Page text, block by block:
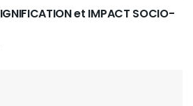
et IMPACT SOCIO-